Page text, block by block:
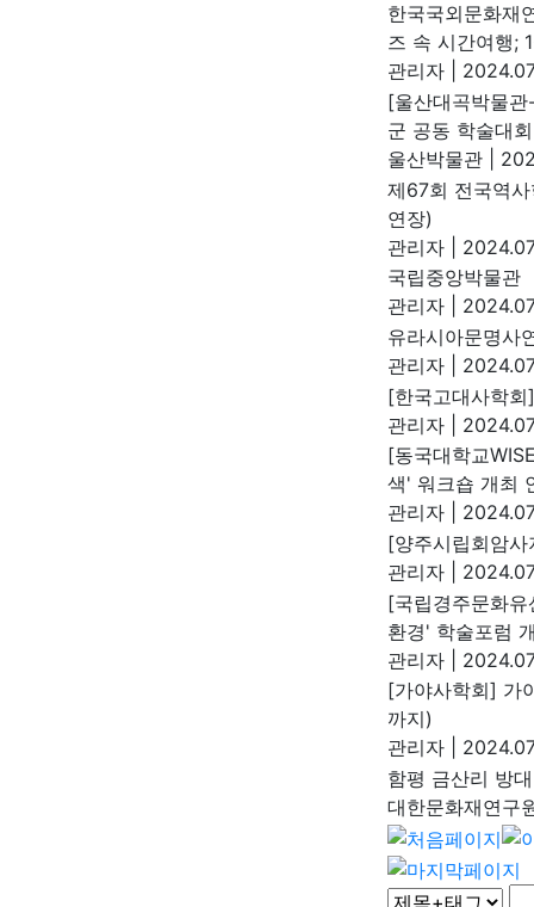
한국국외문화재
즈 속 시간여행;
관리자
[울산대곡박물
군 공동 학술대
울산박물관
제67회 전국역
연장)
관리자
국립중앙박물관
관리자
유라시아문명사
관리자
[한국고대사학
관리자
[동국대학교
색' 워크숍 개최
관리자
[양주시립회암
관리자
[국립경주문화
환경' 학술포럼
관리자
[가야사학회] 가
까지)
관리자
함평 금산리 방
대한문화재연구